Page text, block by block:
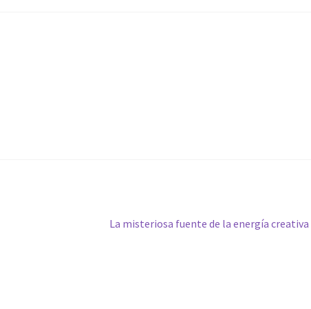
Siguiente:
La misteriosa fuente de la energía creativa